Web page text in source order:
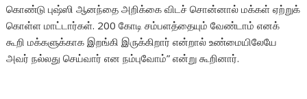
கொண்டு புஷ்ஸி ஆனந்தை அறிக்கை விடச் சொன்னால் மக்கள் ஏற்றுக்
கொள்ள மாட்டார்கள். 200 கோடி சம்பளத்தையும் வேண்டாம் எனக்
கூறி மக்களுக்காக இறங்கி இருக்கிறார் என்றால் உண்மையிலேயே
அவர் நல்லது செய்வார் என நம்புவோம்” என்று கூறினார்.